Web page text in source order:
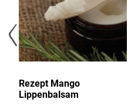
Rezept Mango
Lippenbalsam